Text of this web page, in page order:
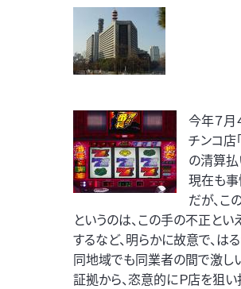
今年７月
チンコ店
の清算払
現在も事
だが、こ
というのは、この手の不正と
するなど、明らかに故意で、は
同地域でも同業者の間で激し
証拠から、恣意的にＰ店を狙